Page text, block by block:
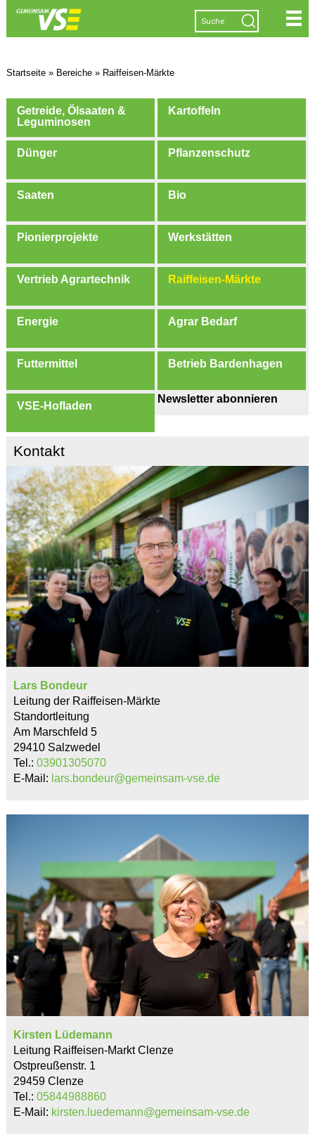
Startseite» Bereiche» Raiffeisen-Märkte
Getreide, Ölsaaten &
Leguminosen
Kartoffeln
Dünger Pflanzenschutz
Saaten Bio
Pionierprojekte Werkstätten
Vertrieb Agrartechnik Raiffeisen-Märkte
Energie Agrar Bedarf
Futtermittel Betrieb Bardenhagen
VSE-Hofladen
Newsletter abonnieren
Kontakt
Lars Bondeur
Leitung der Raiffeisen-Märkte
Standortleitung
Am Marschfeld 5
29410 Salzwedel
Tel.: 03901305070
E-Mail: lars.bondeur@gemeinsam-vse.de
Kirsten Lüdemann
Leitung Raiffeisen-Markt Clenze
Ostpreußenstr. 1
29459 Clenze
Tel.: 05844988860
E-Mail: kirsten.luedemann@gemeinsam-vse.de